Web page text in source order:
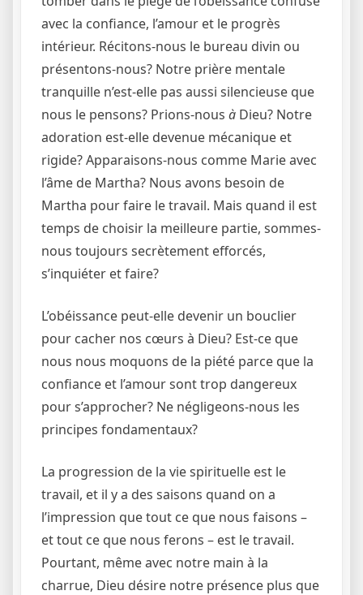
avec la confiance, l’amour et le progrès
intérieur. Récitons-nous le bureau divin ou
présentons-nous? Notre prière mentale
tranquille n’est-elle pas aussi silencieuse que
nous le pensons? Prions-nous à Dieu? Notre
adoration est-elle devenue mécanique et
rigide? Apparaisons-nous comme Marie avec
l’âme de Martha? Nous avons besoin de
Martha pour faire le travail. Mais quand il est
temps de choisir la meilleure partie, sommes-
nous toujours secrètement efforcés,
s’inquiéter et faire?
L’obéissance peut-elle devenir un bouclier
pour cacher nos cœurs à Dieu? Est-ce que
nous nous moquons de la piété parce que la
confiance et l’amour sont trop dangereux
pour s’approcher? Ne négligeons-nous les
principes fondamentaux?
La progression de la vie spirituelle est le
travail, et il y a des saisons quand on a
l’impression que tout ce que nous faisons –
et tout ce que nous ferons – est le travail.
Pourtant, même avec notre main à la
charrue, Dieu désire notre présence plus que